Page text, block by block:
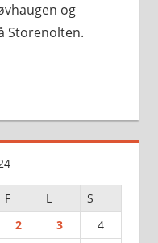
og
Storenolten.
F L
S
2 3
4